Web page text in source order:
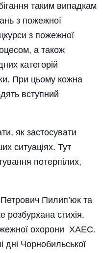
таким випадкам
з пожежної
з пожежної
а також
категорій
При цьому кожна
вступний
як застосувати
ситуаціях. Тут
потерпілих,
Пилип’юк та
стихія.
охорони ХАЕС.
дні Чорнобильської